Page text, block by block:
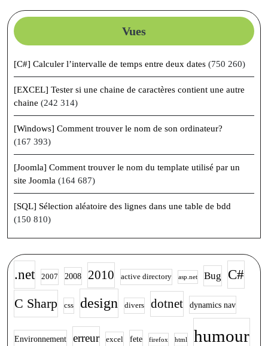
Vues
[C#] Calculer l’intervalle de temps entre deux dates (750 260)
[EXCEL] Tester si une chaine de caractères contient une autre
chaine (242 314)
[Windows] Comment trouver le nom de son ordinateur?
(167 393)
[Joomla] Comment trouver le nom du template utilisé par un
site Joomla (164 687)
[SQL] Sélection aléatoire des lignes dans une table de bdd
(150 810)
.net 2007 2008 2010 active directory asp.net Bug
C#
C Sharp
css design divers dotnet dynamics nav
Environnement erreur excel fete firefox html humour